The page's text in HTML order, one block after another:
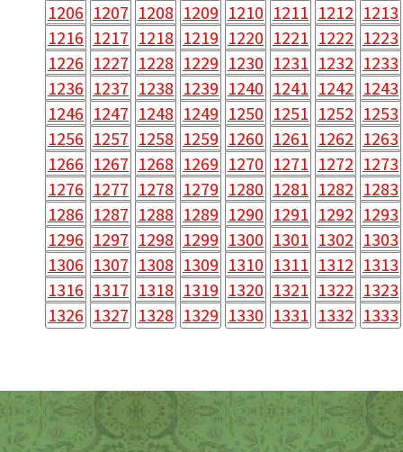
1206 1207 1208 1209 1210 1211 1212 1213
1216 1217 1218 1219 1220 1221 1222 1223
1226 1227 1228 1229 1230 1231 1232 1233
1236 1237 1238 1239 1240 1241 1242 1243
1246 1247 1248 1249 1250 1251 1252 1253
1256 1257 1258 1259 1260 1261 1262 1263
1266 1267 1268 1269 1270 1271 1272 1273
1276 1277 1278 1279 1280 1281 1282 1283
1286 1287 1288 1289 1290 1291 1292 1293
1296 1297 1298 1299 1300 1301 1302 1303
1306 1307 1308 1309 1310 1311 1312 1313
1316 1317 1318 1319 1320 1321 1322 1323
1326 1327 1328 1329 1330 1331 1332 1333